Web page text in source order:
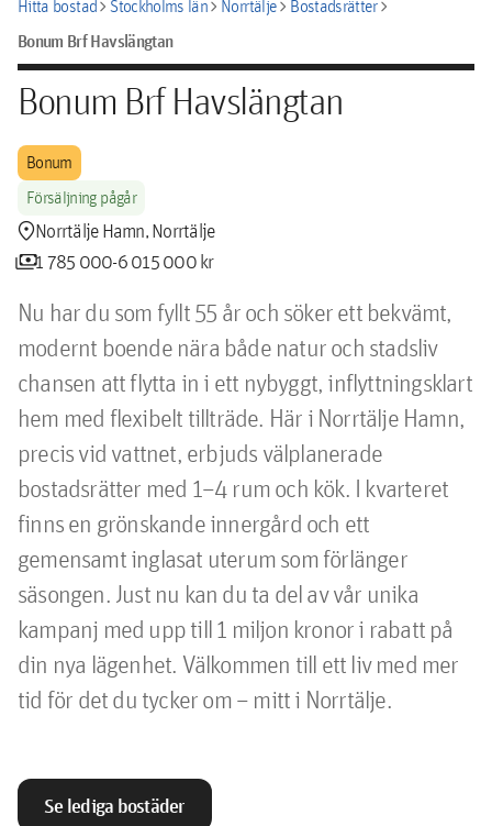
Hitta bostadchevron_rightStockholms länchevron_rightNorrtäljechevron_rightBostadsrätterchevron_right
Bonum Brf Havslängtan
Bonum Brf Havslängtan
Bonum
Försäljning pågår
location_pinNorrtälje Hamn, Norrtälje
payments1 785 000-6 015 000 kr
Nu har du som fyllt 55 år och söker ett bekvämt,
modernt boende nära både natur och stadsliv
chansen att flytta in i ett nybyggt, inflyttningsklart
hem med flexibelt tillträde. Här i Norrtälje Hamn,
precis vid vattnet, erbjuds välplanerade
bostadsrätter med 1–4 rum och kök. I kvarteret
finns en grönskande innergård och ett
gemensamt inglasat uterum som förlänger
säsongen. Just nu kan du ta del av vår unika
kampanj med upp till 1 miljon kronor i rabatt på
din nya lägenhet. Välkommen till ett liv med mer
tid för det du tycker om – mitt i Norrtälje.
Se lediga bostäder